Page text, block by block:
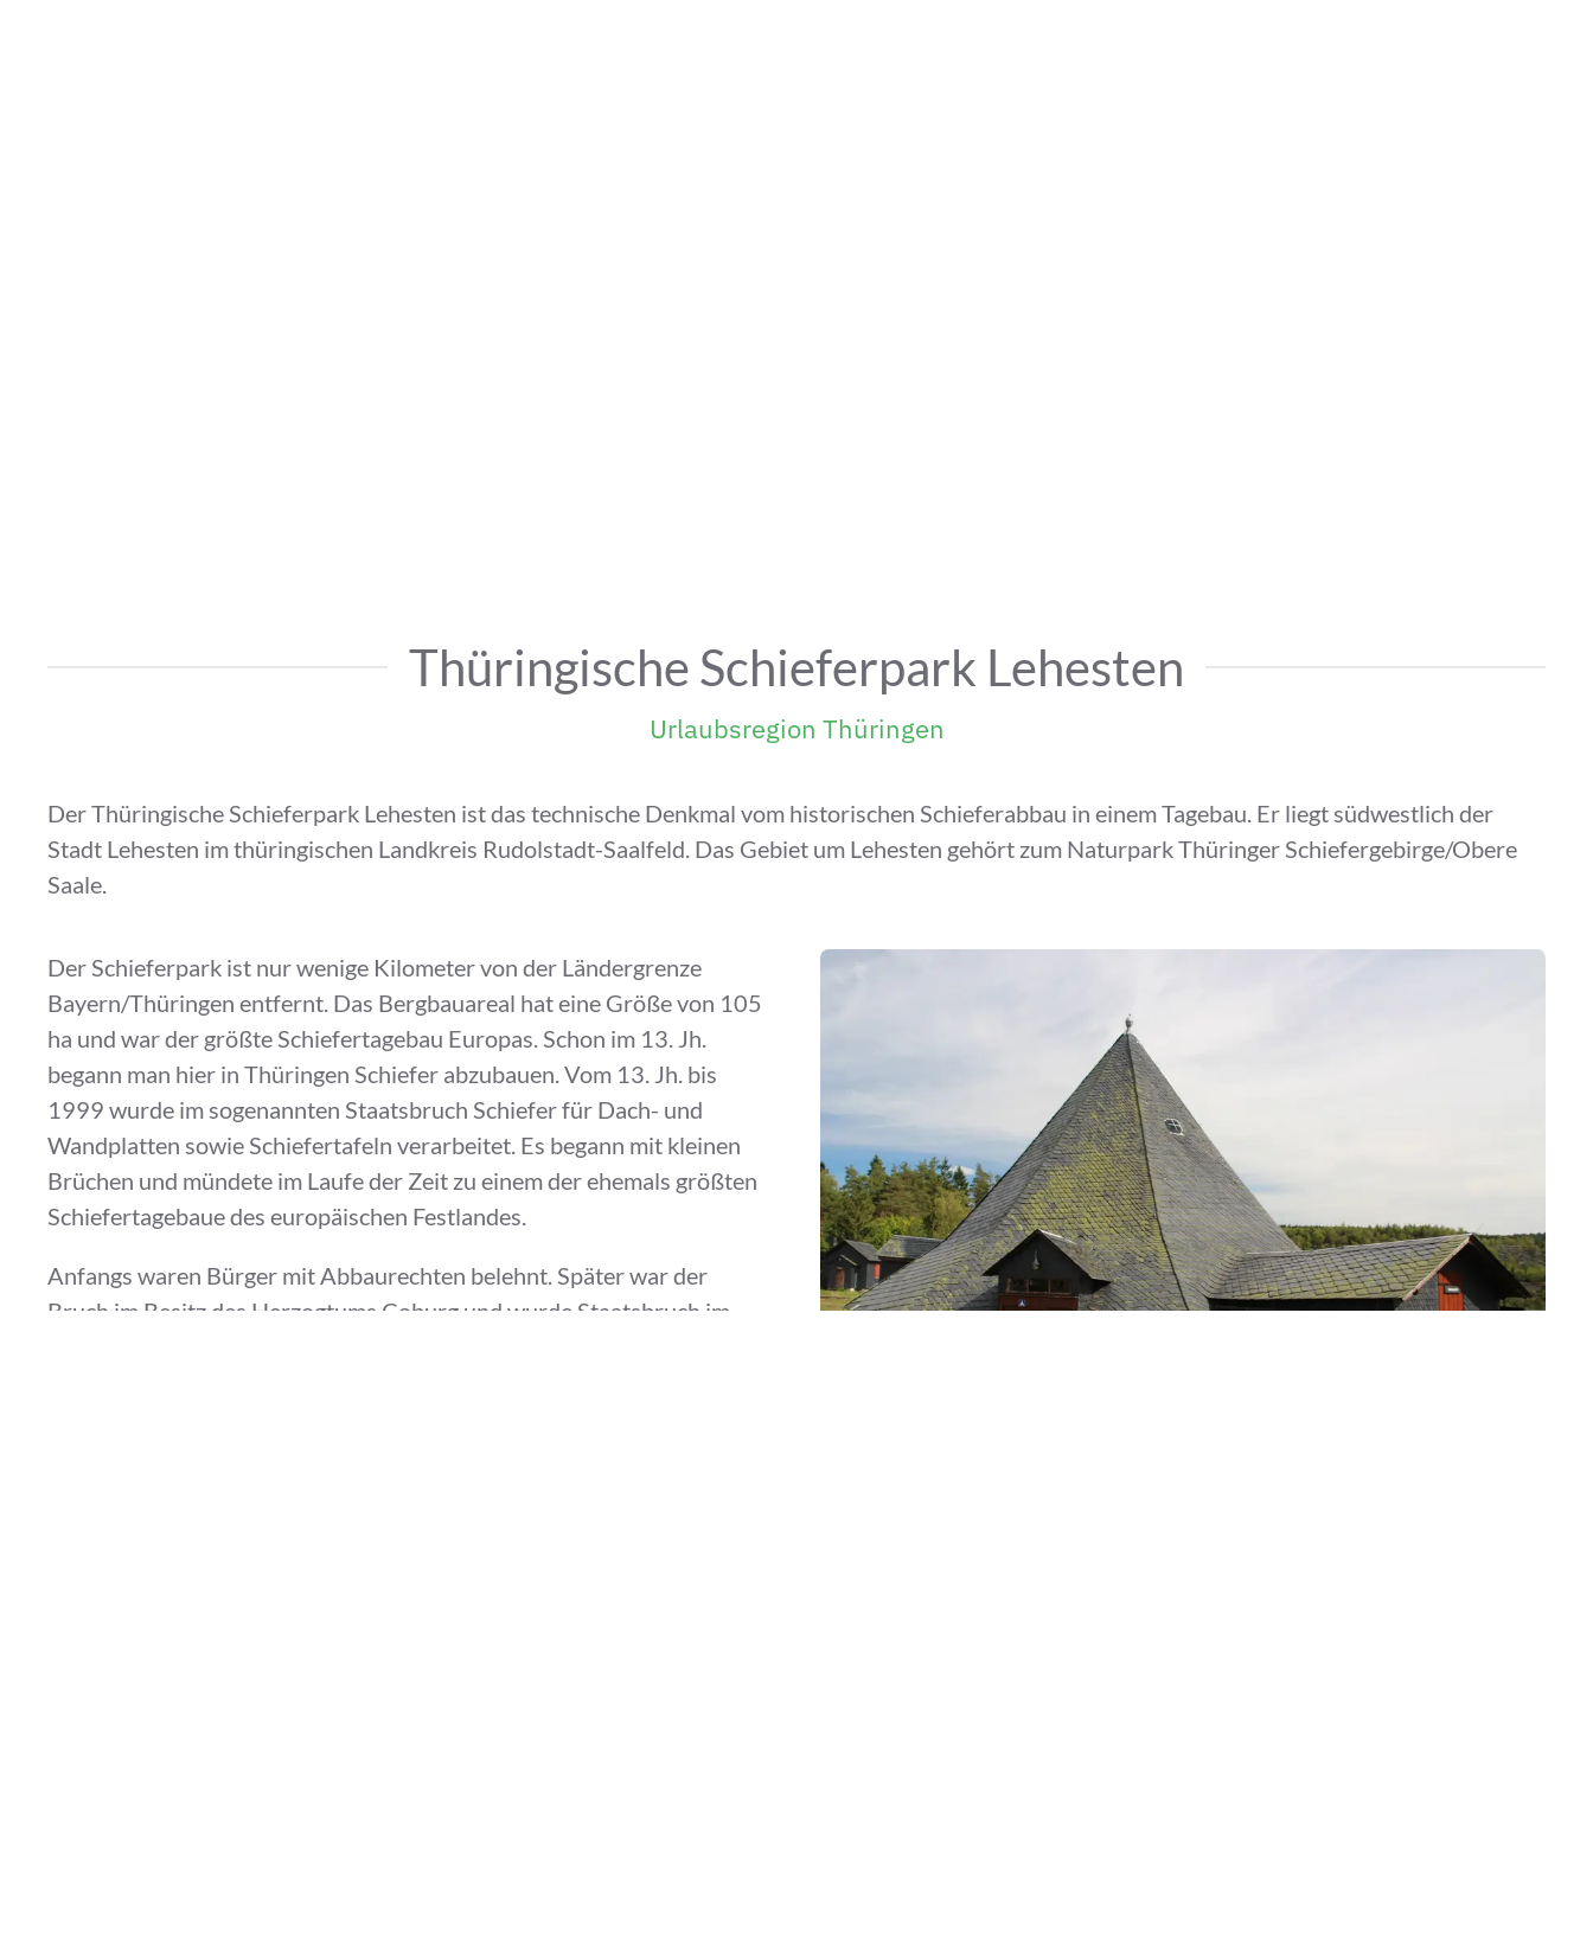
Thüringische Schieferpark Lehesten
Urlaubsregion Thüringen
Der Thüringische Schieferpark Lehesten ist das technische Denkmal vom historischen Schieferabbau in einem Tagebau. Er liegt südwestlich der
Stadt Lehesten im thüringischen Landkreis Rudolstadt-Saalfeld. Das Gebiet um Lehesten gehört zum Naturpark Thüringer Schiefergebirge/Obere
Saale.
Der Schieferpark ist nur wenige Kilometer von der Ländergrenze
Bayern/Thüringen entfernt. Das Bergbauareal hat eine Größe von 105
ha und war der größte Schiefertagebau Europas. Schon im 13. Jh.
begann man hier in Thüringen Schiefer abzubauen. Vom 13. Jh. bis
1999 wurde im sogenannten Staatsbruch Schiefer für Dach- und
Wandplatten sowie Schiefertafeln verarbeitet. Es begann mit kleinen
Brüchen und mündete im Laufe der Zeit zu einem der ehemals größten
Schiefertagebaue des europäischen Festlandes.
Anfangs waren Bürger mit Abbaurechten belehnt. Später war der
Bruch im Besitz des Herzogtums Coburg und wurde Staatsbruch im